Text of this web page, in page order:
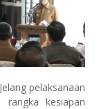
pelaksanaan
kesiapan